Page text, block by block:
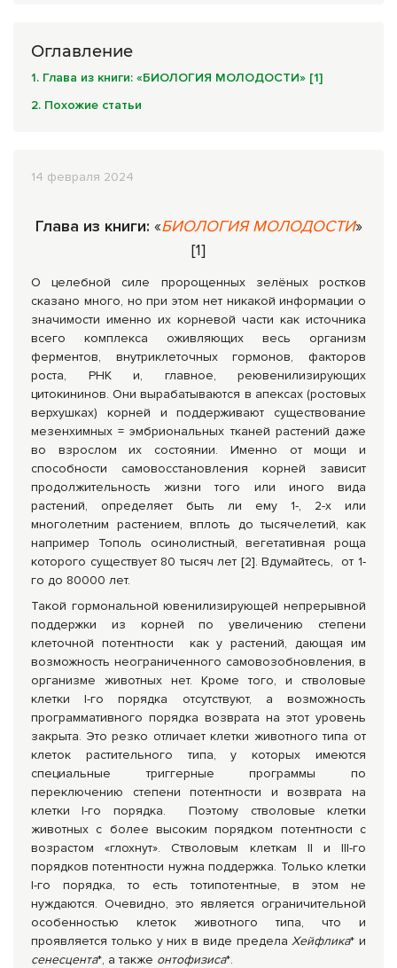
14 февраля 2024
Глава из книги: «БИОЛОГИЯ МОЛОДОСТИ»
[1]
О целебной силе пророщенных зелёных ростков
сказано много, но при этом нет никакой информации о
значимости именно их корневой части как источника
всего комплекса оживляющих весь организм
ферментов, внутриклеточных гормонов, факторов
роста, РНК и, главное, реювенилизирующих
цитокининов. Они вырабатываются в апексах (ростовых
верхушках) корней и поддерживают существование
мезенхимных = эмбриональных тканей растений даже
во взрослом их состоянии. Именно от мощи и
способности самовосстановления корней зависит
продолжительность жизни того или иного вида
растений, определяет быть ли ему 1-, 2-х или
многолетним растением, вплоть до тысячелетий, как
например Тополь осинолистный, вегетативная роща
которого существует 80 тысяч лет [2]. Вдумайтесь, от 1-
го до 80000 лет.
Такой гормональной ювенилизирующей непрерывной
поддержки из корней по увеличению степени
клеточной потентности как у растений, дающая им
возможность неограниченного самовозобновления, в
организме животных нет. Кроме того, и стволовые
клетки I-го порядка отсутствуют, а возможность
программативного порядка возврата на этот уровень
закрыта. Это резко отличает клетки животного типа от
клеток растительного типа, у которых имеются
специальные триггерные программы по
переключению степени потентности и возврата на
клетки I-го порядка. Поэтому стволовые клетки
животных с более высоким порядком потентности с
возрастом «глохнут». Стволовым клеткам II и III-го
порядков потентности нужна поддержка. Только клетки
I-го порядка, то есть тотипотентные, в этом не
нуждаются. Очевидно, это является ограничительной
особенностью клеток животного типа, что и
проявляется только у них в виде пределаХейфлика* и
сенесцента*, а также онтофизиса*.
Оглавление
1. Глава из книги: «БИОЛОГИЯ МОЛОДОСТИ» [1]
2. Похожие статьи